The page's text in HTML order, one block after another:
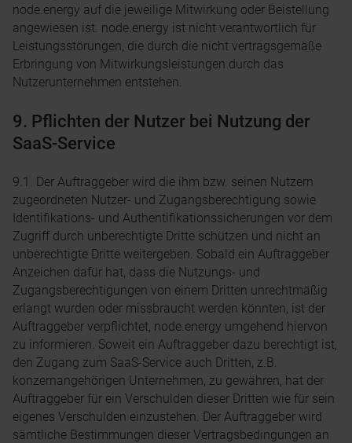
node.energy auf die jeweilige Mitwirkung oder Beistellung
angewiesen ist. node.energy ist nicht verantwortlich für
Leistungsstörungen, die durch die nicht vertragsgemäße
Erbringung von Mitwirkungsleistungen durch das
Nutzerunternehmen entstehen.
9. Pflichten der Nutzer bei Nutzung der
SaaS-Service
9.1. Der Auftraggeber wird die ihm bzw. seinen Nutzern
zugeordneten Nutzer- und Zugangsberechtigung sowie
Identifikations- und Authentifikationssicherungen vor dem
Zugriff durch unberechtigte Dritte schützen und nicht an
unberechtigte Dritte weitergeben. Sobald ein Auftraggeber
Anzeichen dafür hat, dass die Nutzungs- und
Zugangsberechtigungen von einem Dritten unrechtmäßig
erlangt wurden oder missbraucht werden könnten, ist der
Auftraggeber verpflichtet, node.energy umgehend hiervon
zu informieren. Soweit ein Auftraggeber dazu berechtigt ist,
den Zugang zum SaaS-Service auch Dritten, z.B.
konzernangehörigen Unternehmen, zu gewähren, hat der
Auftraggeber für ein Verschulden dieser Dritten wie für sein
eigenes Verschulden einzustehen. Der Auftraggeber wird
sämtliche Bestimmungen dieser Vertragsbedingungen an